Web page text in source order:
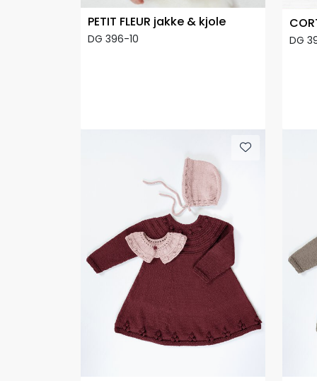
PETIT FLEUR jakke & kjole
DG 396-10 DG